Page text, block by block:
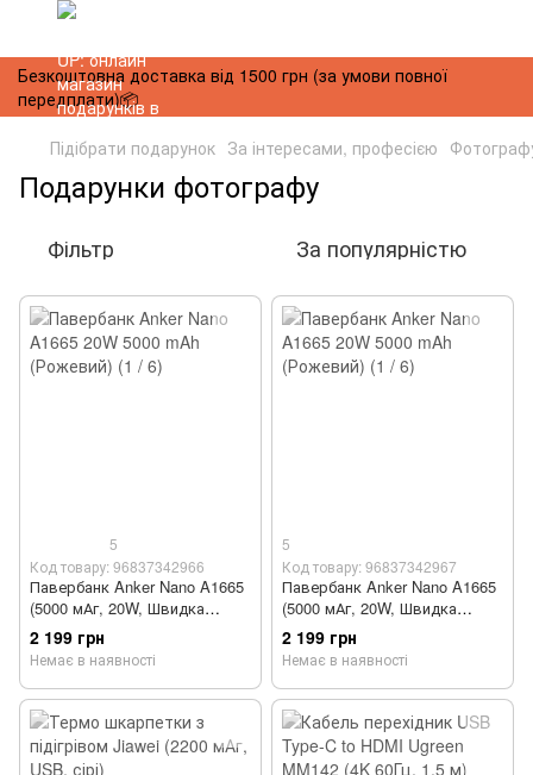
Безкоштовна доставка від 1500 грн (за умови повної
передплати)📦
Підібрати подарунок За інтересами, професією
Подарунки фотографу
Фільтр За популярністю
5
Код товару: 96837342966
Павербанк Anker Nano A1665
(5000 мАг, 20W, Швидка
зарядка, Рожевий)
2 199 грн
Немає в наявності
5
Код товару: 96837342967
Павербанк Anker Nano A1665
(5000 мАг, 20W, Швидка
зарядка, Чорний)
2 199 грн
Немає в наявності